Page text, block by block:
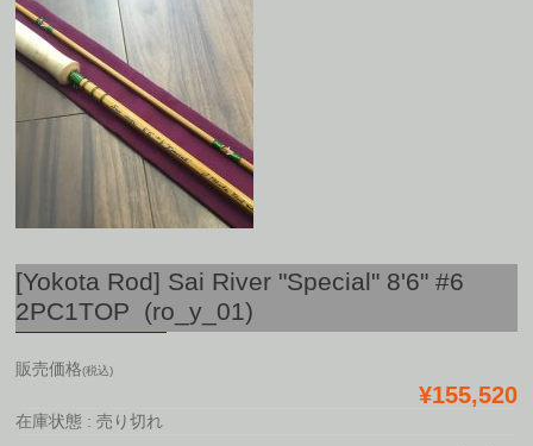
[Yokota Rod] Sai River "Special" 8'6" #6
2PC1TOP (ro_y_01)
販売価格(税込)
¥155,520
在庫状態 : 売り切れ